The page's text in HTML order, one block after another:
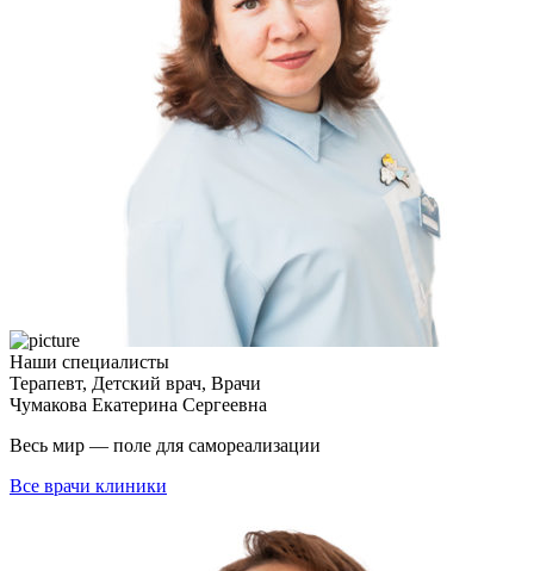
Наши специалисты
Терапевт, Детский врач, Врачи
Чумакова Екатерина Сергеевна
Весь мир — поле для самореализации
Все врачи клиники